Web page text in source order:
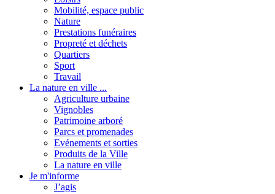
Mobilité, espace public
Nature
Prestations funéraires
Propreté et déchets
Quartiers
Sport
Travail
La nature en ville ...
Agriculture urbaine
Vignobles
Patrimoine arboré
Parcs et promenades
Evénements et sorties
Produits de la Ville
La nature en ville
Je m'informe
J’agis